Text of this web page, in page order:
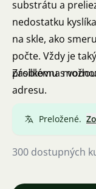
substrátu a
nedostatku
na skle, ako
počte. Vždy je
problému s
Zásilkovna
adresu.
Preložené.
300 dostupných